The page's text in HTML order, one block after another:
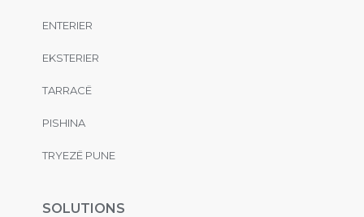
ENTERIER
EKSTERIER
TARRACË
PISHINA
TRYEZË PUNE
SOLUTIONS